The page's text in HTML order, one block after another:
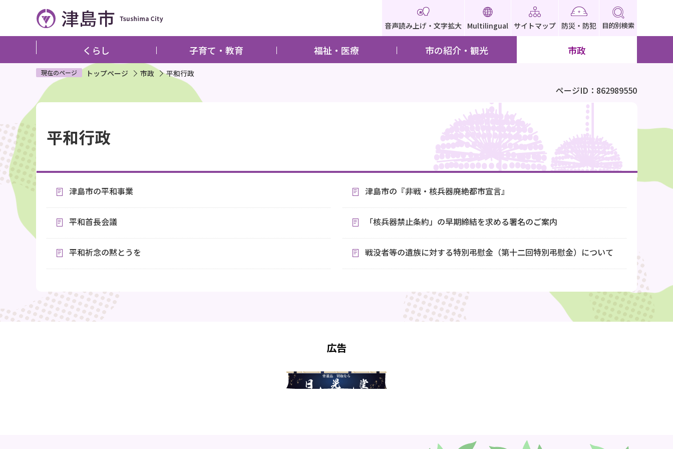
ペ
ジ
す
音声読み上げ・文字拡大 Multilingual サイトマップ 防災・防犯 目的別検索
くらし 子育て・教育 福祉・医療 市の紹介・観光 市政
現在のページ トップページ 市政 平和行政
ページID：862989550
文
こ
こ
か
ら
平和行政
津島市の平和事業 津島市の『非戦・核兵器廃絶都市宣言』
平和首長会議 「核兵器禁止条約」の早期締結を求める署名のご案内
平和祈念の黙とうを 戦没者等の遺族に対する特別弔慰金（第十二回特別弔慰金）について
広告